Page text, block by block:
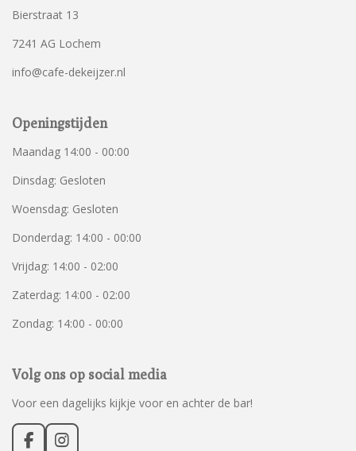
Bierstraat 13
7241 AG Lochem
info@cafe-dekeijzer.nl
Openingstijden
Maandag 14:00 - 00:00
Dinsdag: Gesloten
Woensdag: Gesloten
Donderdag: 14:00 - 00:00
Vrijdag: 14:00 - 02:00
Zaterdag: 14:00 - 02:00
Zondag: 14:00 - 00:00
Volg ons op social media
Voor een dagelijks kijkje voor en achter de bar!
F I